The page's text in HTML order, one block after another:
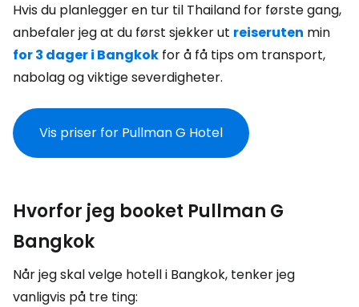
Hvis du planlegger en tur til Thailand for første gang,
anbefaler jeg at du først sjekker ut reiseruten min
for 3 dager i Bangkok for å få tips om transport,
nabolag og viktige severdigheter.
Vis priser for Pullman G Hotel
Hvorfor jeg booket Pullman G
Bangkok
Når jeg skal velge hotell i Bangkok, tenker jeg
vanligvis på tre ting: